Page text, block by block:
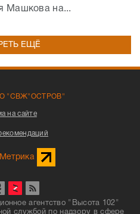
Машкова на...
ЕЩЁ
"СВЖ"ОСТРОВ"
на сайте
агентство "Высота 102"
службой по надзору в сфере